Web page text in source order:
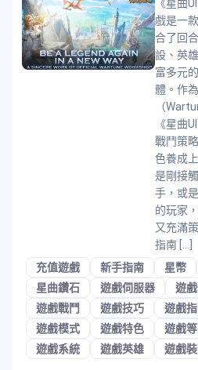
《星曲
戲是一
合了回
設、英
富多元
體。作
（
《星曲
戰鬥策
色養成
是剛接
手，或
的玩家
又充滿
指南 […]
充值遊戲
新手指南 星幣
星曲鑽石
遊戲伺服器 遊
遊戲戰鬥
遊戲技巧 遊戲
遊戲模式
遊戲特色 遊戲
遊戲系統
遊戲英雄 遊戲